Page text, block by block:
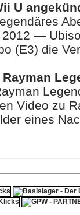
U
—
(E3) die
Video zu
eines